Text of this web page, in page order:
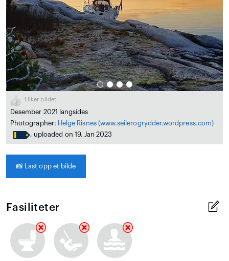
1 liker bildet
Desember 2021 langsides
Photographer: Helge Risnes (www.seilerogrydder.wordpress.com)
, uploaded on 19. Jan 2023
📸 Last opp et bilde
Fasiliteter